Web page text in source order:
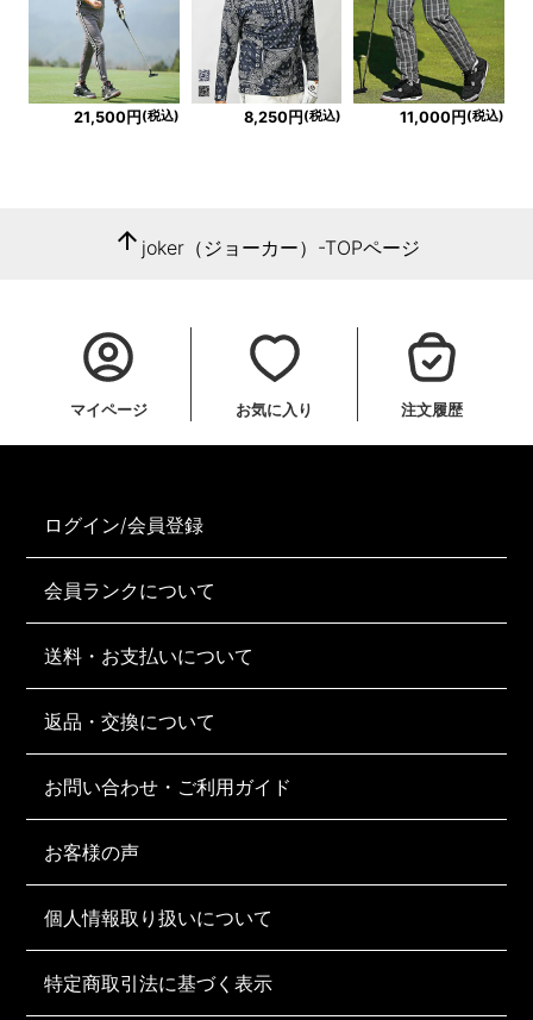
21,500円 (税込) 8,250円 (税込) 11,000円 (税込)
arrow_upward joker（ジョーカー）-TOPページ
マイページ お気に入り 注文履歴
ログイン/会員登録
会員ランクについて
送料・お支払いについて
返品・交換について
お問い合わせ・ご利用ガイド
お客様の声
個人情報取り扱いについて
特定商取引法に基づく表示